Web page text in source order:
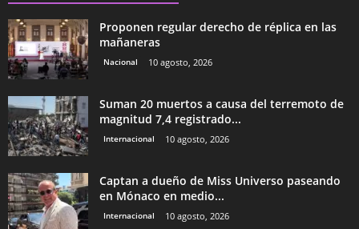
Proponen regular derecho de réplica en las
mañaneras
Nacional 10 agosto, 2026
Suman 20 muertos a causa del terremoto de
magnitud 7,4 registrado...
Internacional 10 agosto, 2026
Captan a dueño de Miss Universo paseando
en Mónaco en medio...
Internacional 10 agosto, 2026